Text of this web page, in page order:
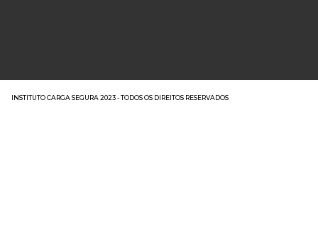
INSTITUTO CARGA SEGURA 2023 - TODOS OS DIREITOS RESERVADOS